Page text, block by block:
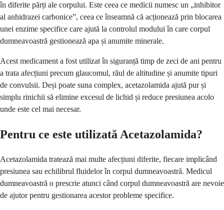
în diferite părți ale corpului. Este ceea ce medicii numesc un „inhibitor
al anhidrazei carbonice”, ceea ce înseamnă că acționează prin blocarea
unei enzime specifice care ajută la controlul modului în care corpul
dumneavoastră gestionează apa și anumite minerale.
Acest medicament a fost utilizat în siguranță timp de zeci de ani pentru
a trata afecțiuni precum glaucomul, răul de altitudine și anumite tipuri
de convulsii. Deși poate suna complex, acetazolamida ajută pur și
simplu rinichii să elimine excesul de lichid și reduce presiunea acolo
unde este cel mai necesar.
Pentru ce este utilizată Acetazolamida?
Acetazolamida tratează mai multe afecțiuni diferite, fiecare implicând
presiunea sau echilibrul fluidelor în corpul dumneavoastră. Medicul
dumneavoastră o prescrie atunci când corpul dumneavoastră are nevoie
de ajutor pentru gestionarea acestor probleme specifice.